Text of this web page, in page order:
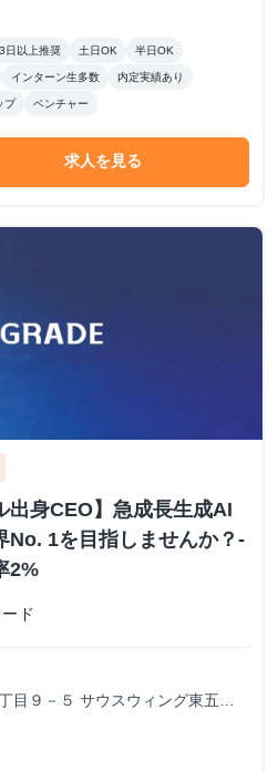
日以上推奨 土日OK 半日OK
インターン生多数 内定実績あり
プ ベンチャー
求人を見る
出身CEO】急成長生成AI
No. 1を目指しませんか？-
2%
ド
目９－５ サウスウィング東五反